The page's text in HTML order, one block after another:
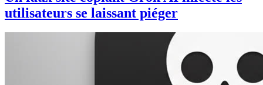
utilisateurs se laissant piéger